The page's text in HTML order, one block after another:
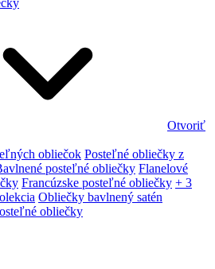
Otvoriť
obliečok Posteľné obliečky z
posteľné obliečky Flanelové
Francúzske posteľné obliečky + 3
Obliečky bavlnený satén
obliečky